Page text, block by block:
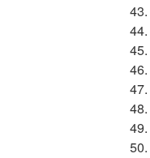
43.
44.
45.
46.
47.
48.
49.
50.